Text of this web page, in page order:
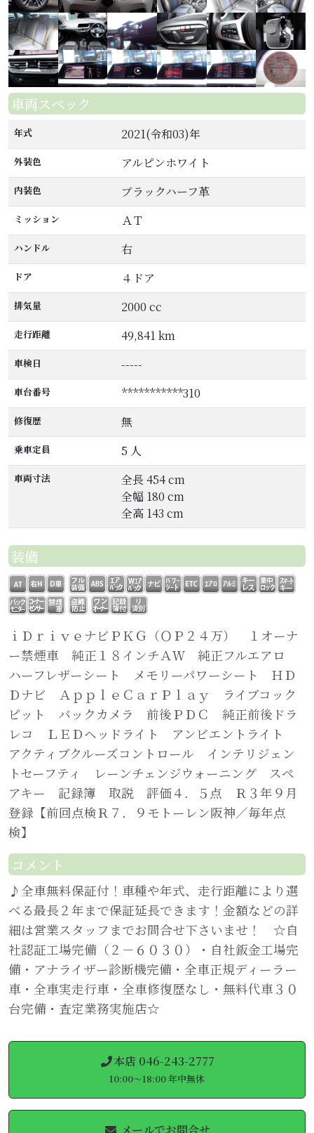
車両スペック
年式 2021(令和03)年
外装色 アルピンホワイト
内装色 ブラックハーフ革
ミッション ＡＴ
ハンドル 右
ドア ４ドア
排気量 2000 cc
走行距離 49,841 km
車検日 -----
車台番号 ***********310
修復歴 無
乗車定員 5 人
車両寸法
全長 454 cm
全幅 180 cm
全高 143 cm
装備
ｉＤｒｉｖｅナビＰＫＧ（ＯＰ２４万） １オーナ
ー禁煙車 純正１８インチＡＷ 純正フルエアロ
ハーフレザーシート メモリーパワーシート ＨＤ
Ｄナビ ＡｐｐｌｅＣａｒＰｌａｙ ライブコック
ピット バックカメラ 前後ＰＤＣ 純正前後ドラ
レコ ＬＥＤヘッドライト アンビエントライト
アクティブクルーズコントロール インテリジェン
トセーフティ レーンチェンジウォーニング スペ
アキー 記録簿 取説 評価４．５点 Ｒ３年９月
登録【前回点検Ｒ７．９モトーレン阪神／毎年点
検】
コメント
♪全車無料保証付！車種や年式、走行距離により選
べる最長２年まで保証延長できます！金額などの詳
細は営業スタッフまでお問合せ下さいませ！ ☆自
社認証工場完備（２－６０３０）・自社鈑金工場完
備・アナライザー診断機完備・全車正規ディーラー
車・全車実走行車・全車修復歴なし・無料代車３０
台完備・査定業務実施店☆
本店 046-243-2777
10:00～18:00 年中無休